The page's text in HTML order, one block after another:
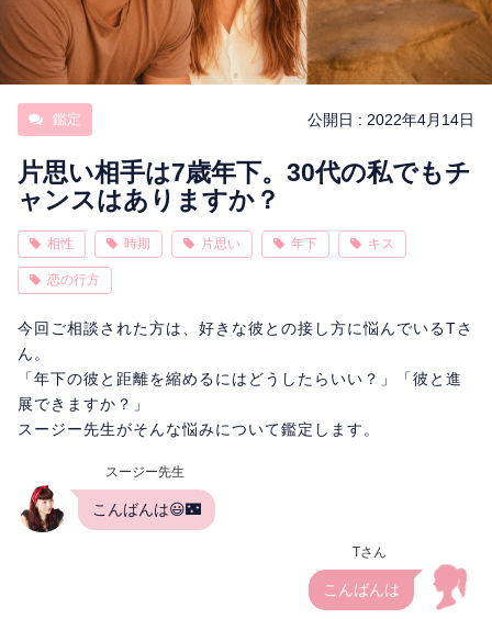
キーワード別
彼の気持ち 恋の行方 時期
今週の運勢 彼氏 片思い 結婚
相性
鑑定 公開日 : 2022年4月14日
片思い相手は7歳年下。30代の私でもチ
ャンスはありますか？
相性 時期 片思い 年下 キス
恋の行方
今回ご相談された方は、好きな彼との接し方に悩んでいるTさ
ん。
「年下の彼と距離を縮めるにはどうしたらいい？」「彼と進
展できますか？」
スージー先生がそんな悩みについて鑑定します。
スージー先生
こんばんは😃🌃
Tさん
こんばんは